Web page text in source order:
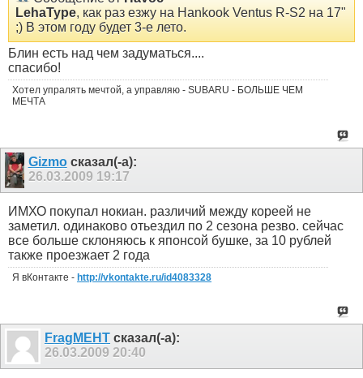
LehaType, как раз езжу на Hankook Ventus R-S2 на 17"
;) В этом году будет 3-е лето.
Блин есть над чем задуматься....
спасибо!
Хотел упралять мечтой, а управляю - SUBARU - БОЛЬШЕ ЧЕМ
МЕЧТА
Gizmoсказал(-а):
26.03.2009 19:17
ИМХО покупал нокиан. различий между кореей не
заметил. одинаково отьездил по 2 сезона резво. сейчас
все больше склоняюсь к японсой бушке, за 10 рублей
также проезжает 2 года
Я вКонтакте - http://vkontakte.ru/id4083328
FragMEHT сказал(-а):
26.03.2009 20:40